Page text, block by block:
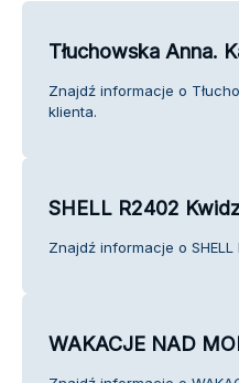
Tłuchowska Anna.
Znajdź informacje o
klienta.
SHELL R2402
Znajdź informacje o
WAKACJE NAD